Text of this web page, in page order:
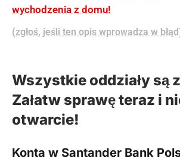
wychodzenia z domu!
(zgłoś, jeśli ten opis wprowadza w
Wszystkie oddziały są
Załatw sprawę teraz i
otwarcie!
Konta w Santander Bank